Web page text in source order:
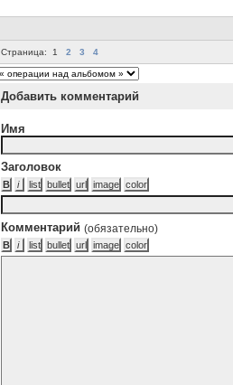
Страница: 1 2 3 4
Добавить комментарий
Имя
Заголовок
Комментарий (обязательно)